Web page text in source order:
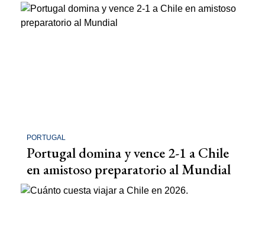
PORTUGAL
Portugal domina y vence 2-1 a Chile
en amistoso preparatorio al Mundial